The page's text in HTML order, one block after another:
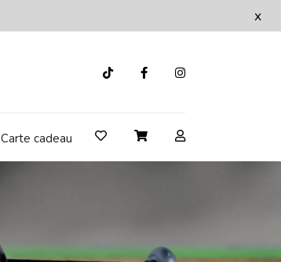
x
Carte cadeau